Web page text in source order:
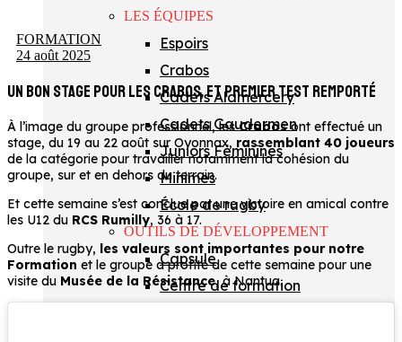
LES ÉQUIPES
Espoirs
Crabos
Cadets Alamercery
Cadets Gaudermen
Juniors Féminines
Minimes
École de rugby
OUTILS DE DÉVELOPPEMENT
Capsule
Centre de formation
FORMATION
24 août 2025
UN BON STAGE POUR LES CRABOS, ET PREMIER TEST REMPORTÉ
À l’image du groupe professionnel, lesCrabosont effectué un
stage, du 19 au 22 août sur Oyonnax, rassemblant 40 joueurs
de la catégorie pour travailler notamment la cohésion du
groupe, sur et en dehors du terrain.
Et cette semaine s’est conclue par une victoire en amical contre
les U12 du RCS Rumilly, 36 à 17.
Outre le rugby, les valeurs sont importantes pour notre
Formation et le groupe a profité de cette semaine pour une
visite du Musée de la Résistance, à Nantua.